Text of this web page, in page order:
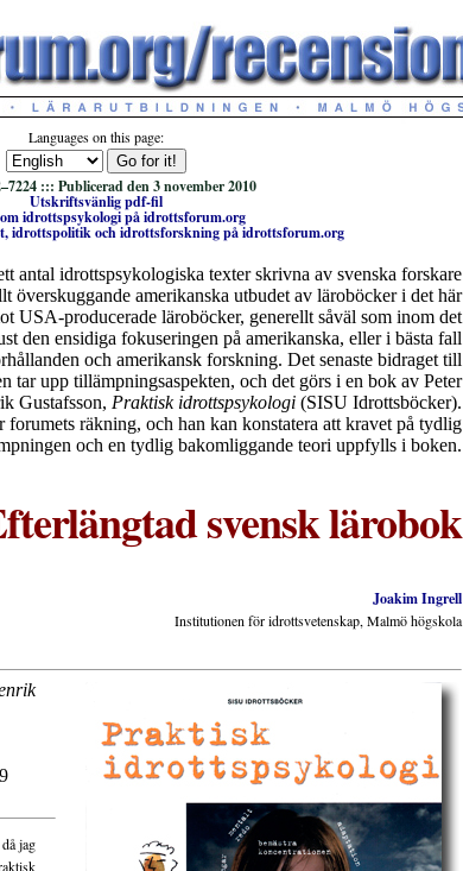
Languages on this page:
::: Publicerad den 3 november 2010
Utskriftsvänlig pdf-fil
idrottspsykologi på idrottsforum.org
idrottspolitik och idrottsforskning på idrottsforum.org
antal idrottspsykologiska texter skrivna av svenska forskare
överskuggande amerikanska utbudet av läroböcker i det här
USA-producerade läroböcker, generellt såväl som inom det
den ensidiga fokuseringen på amerikanska, eller i bästa fall
och amerikansk forskning. Det senaste bidraget till
tar upp tillämpningsaspekten, och det görs i en bok av Peter
Gustafsson, Praktisk idrottspsykologi (SISU Idrottsböcker).
räkning, och han kan konstatera att kravet på tydlig
och en tydlig bakomliggande teori uppfylls i boken.
svensk lärobok
Joakim Ingrell
Institutionen för idrottsvetenskap, Malmö högskola
jag